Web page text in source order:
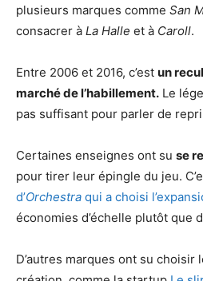
plusieurs marques comme San
consacrer à La Halle et à Caroll.
Entre 2006 et 2016, c’est un
marché de l’habillement. Le
pas suffisant pour parler de
Certaines enseignes ont su se
pour tirer leur épingle du jeu.
d’Orchestra qui a choisi
économies d’échelle plutôt que
D’autres marques ont su choisir